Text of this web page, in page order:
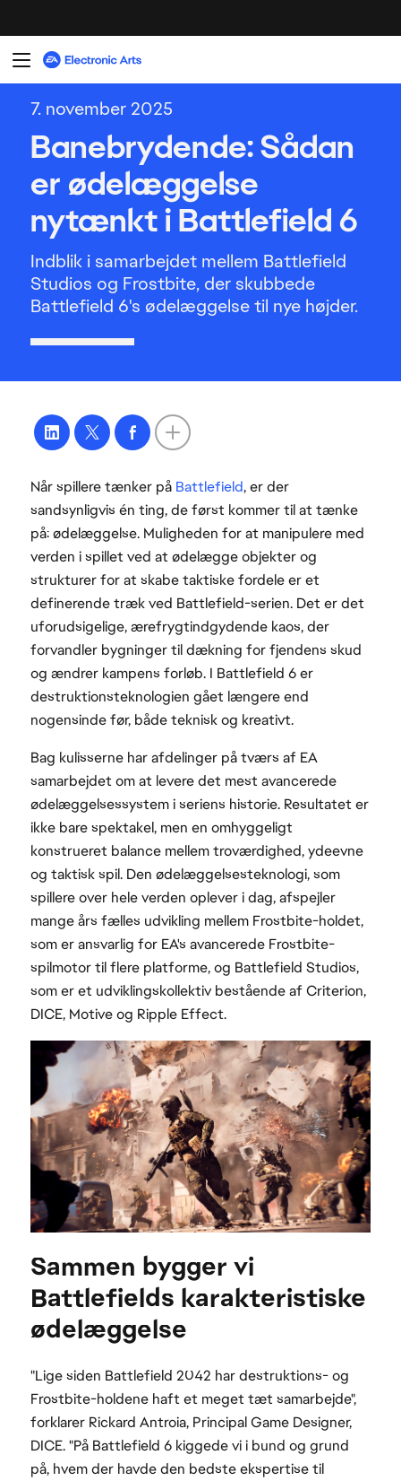
Når spillere tænker på Battlefield, er der
sandsynligvis én ting, de først kommer til at tænke
på: ødelæggelse. Muligheden for at manipulere med
verden i spillet ved at ødelægge objekter og
strukturer for at skabe taktiske fordele er et
definerende træk ved Battlefield-serien. Det er det
uforudsigelige, ærefrygtindgydende kaos, der
forvandler bygninger til dækning for fjendens skud
og ændrer kampens forløb. I Battlefield 6 er
destruktionsteknologien gået længere end
nogensinde før, både teknisk og kreativt.
Bag kulisserne har afdelinger på tværs af EA
samarbejdet om at levere det mest avancerede
ødelæggelsessystem i seriens historie. Resultatet er
ikke bare spektakel, men en omhyggeligt
konstrueret balance mellem troværdighed, ydeevne
og taktisk spil. Den ødelæggelsesteknologi, som
spillere over hele verden oplever i dag, afspejler
mange års fælles udvikling mellem Frostbite-holdet,
som er ansvarlig for EA's avancerede Frostbite-
spilmotor til flere platforme, og Battlefield Studios,
som er et udviklingskollektiv bestående af Criterion,
DICE, Motive og Ripple Effect.
Sammen bygger vi
Battlefields karakteristiske
ødelæggelse
"Lige siden Battlefield 2042 har destruktions- og
Frostbite-holdene haft et meget tæt samarbejde",
forklarer Rickard Antroia, Principal Game Designer,
DICE. "På Battlefield 6 kiggede vi i bund og grund
på, hvem der havde den bedste ekspertise til